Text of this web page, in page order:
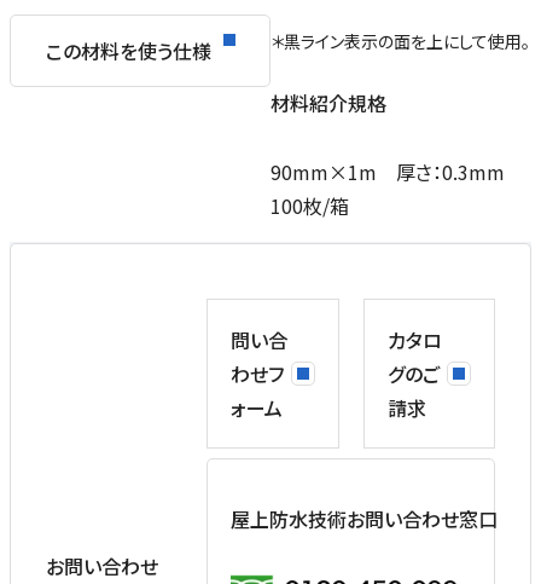
この材料を使う仕様 ＊黒ライン表示の面を上にして使用。
材料紹介規格
90mm×1m 厚さ：0.3mm
100枚/箱
お問い合わせ
問い合
わせフ
ォーム
カタロ
グのご
請求
屋上防水技術お問い合わせ窓口